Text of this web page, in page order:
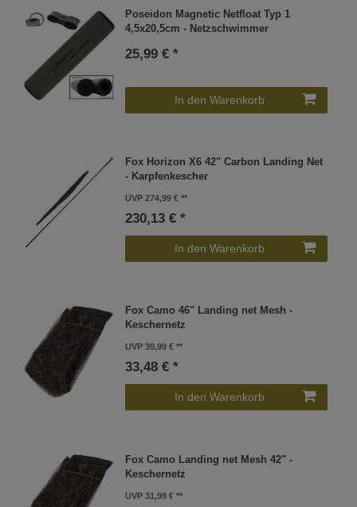
Poseidon Magnetic Netfloat Typ 1
4,5x20,5cm - Netzschwimmer
25,99 € *
In den Warenkorb
Fox Horizon X6 42" Carbon Landing Net
- Karpfenkescher
UVP 274,99 €
230,13 € *
In den Warenkorb
Fox Camo 46" Landing net Mesh -
Keschernetz
UVP 39,99 €
33,48 € *
In den Warenkorb
Fox Camo Landing net Mesh 42" -
Keschernetz
UVP 31,99 €